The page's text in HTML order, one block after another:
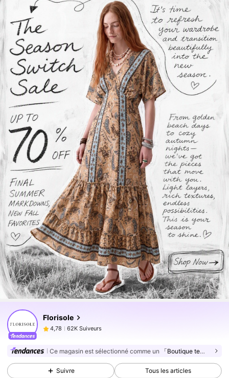
Florisole
4,78
62K Suiveurs
3***2est en train de naviguer
62K Suiveurs
4,78 62K Suiveurs
Ce magasin est sélectionné comme un 「Boutique tendance」
Suivre Tous les articles